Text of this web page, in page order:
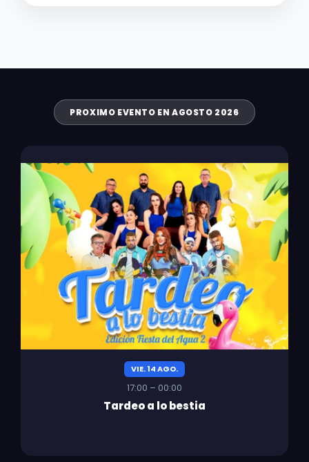
PROXIMO EVENTO EN AGOSTO 2026
VIE. 14 AGO.
17:00 – 00:00
Tardeo a lo bestia